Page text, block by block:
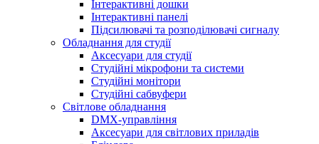
Інтерактивні дошки
Інтерактивні панелі
Підсилювачі та розподілювачі сигналу
Обладнання для студії
Аксесуари для студії
Студійні мікрофони та системи
Студійні монітори
Студійні сабвуфери
Світлове обладнання
DMX-управління
Аксесуари для світлових приладів